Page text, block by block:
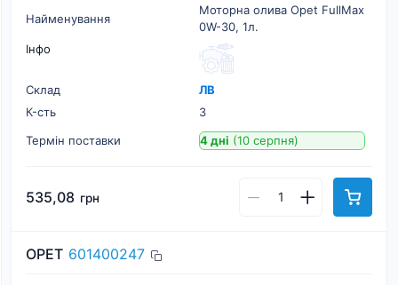
Найменування
Моторна олива Opet FullMax
0W-30, 1л.
Інфо
Склад
ЛВ
К-cть
3
Термін поставки
4 дні (10 серпня)
535,08 грн
OPET 601400247